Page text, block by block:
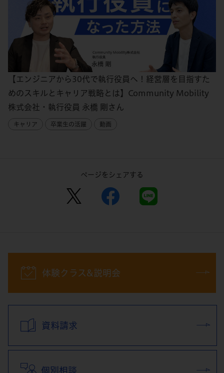
【エンジニアから30代で執行役員へ！経営層を目指すた
めのスキルとキャリア戦略とは】Community Mobility
株式会社・執行役員 永橋 剛さん
キャリア 卒業生の活躍 動画
ページをシェアする
体験クラス&説明会
資料請求
個別相談